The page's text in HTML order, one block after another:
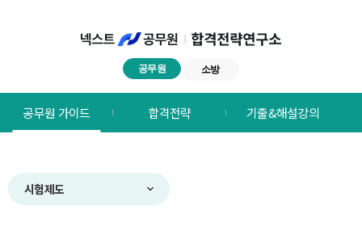
공무원 소방
합격전략연구소
메뉴
공무원 가이드 합격전략 기출&해설강의
시험제도